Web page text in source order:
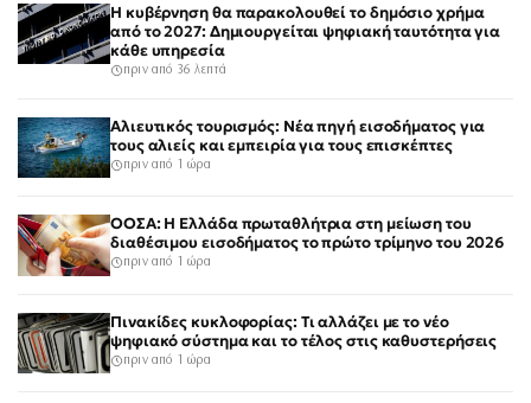
Η κυβέρνηση θα παρακολουθεί το δημόσιο χρήμα
από το 2027: Δημιουργείται ψηφιακή ταυτότητα για
κάθε υπηρεσία
πριν από 36 λεπτά
Αλιευτικός τουρισμός: Νέα πηγή εισοδήματος για
τους αλιείς και εμπειρία για τους επισκέπτες
πριν από 1 ώρα
ΟΟΣΑ: Η Ελλάδα πρωταθλήτρια στη μείωση του
διαθέσιμου εισοδήματος το πρώτο τρίμηνο του 2026
πριν από 1 ώρα
Πινακίδες κυκλοφορίας: Τι αλλάζει με το νέο
ψηφιακό σύστημα και το τέλος στις καθυστερήσεις
πριν από 1 ώρα